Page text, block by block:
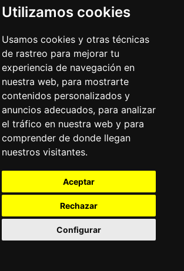
Utilizamos cookies
Usamos cookies y otras técnicas
de rastreo para mejorar tu
experiencia de navegación en
nuestra web, para mostrarte
contenidos personalizados y
anuncios adecuados, para analizar
el tráfico en nuestra web y para
comprender de donde llegan
nuestros visitantes.
Aceptar
Rechazar
Configurar
Mollema, Bauke
Bernard, Julien
Hoelgaard, Markus NOR
Pedersen, Mads DEN
Stuyven, Jasper